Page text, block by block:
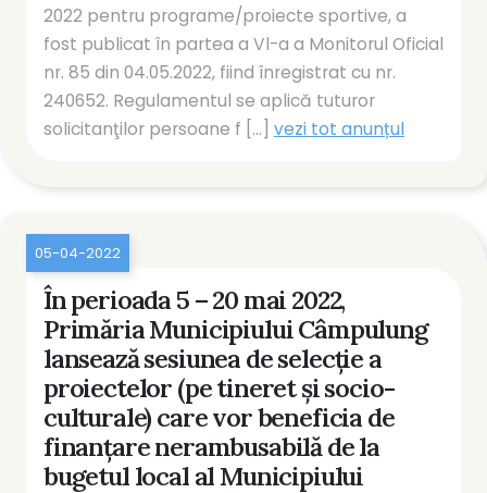
2022 pentru programe/proiecte sportive, a
fost publicat în partea a Vl-a a Monitorul Oficial
nr. 85 din 04.05.2022, fiind înregistrat cu nr.
240652. Regulamentul se aplică tuturor
solicitanţilor persoane f [...] vezi tot anunțul
05-04-2022
În perioada 5 – 20 mai 2022,
Primăria Municipiului Câmpulung
lansează sesiunea de selecţie a
proiectelor (pe tineret și socio-
culturale) care vor beneficia de
finanţare nerambusabilă de la
bugetul local al Municipiului